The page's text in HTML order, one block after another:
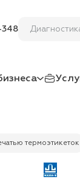
348
термоэтикеток